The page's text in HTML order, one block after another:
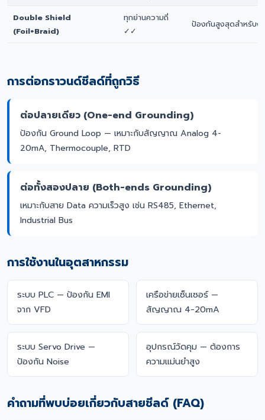
Double Shield
(Foil+Braid)
ทุกย่านความถี่
✓✓
ป้องกันสูงสุดสำหรับง
การต่อกราวนด์ชีลด์ที่ถูกวิธี
ต่อปลายเดียว (One-end Grounding)
ป้องกัน Ground Loop — เหมาะกับสัญญาณ Analog 4-
20mA, Thermocouple, RTD
ต่อทั้งสองปลาย (Both-ends Grounding)
เหมาะกับสาย Data ความเร็วสูง เช่น RS485, Ethernet,
Industrial Bus
การใช้งานในอุตสาหกรรม
ระบบ PLC — ป้องกัน EMI
จาก VFD
เครือข่ายเซ็นเซอร์ —
สัญญาณ 4-20mA
ระบบ Servo Drive —
ป้องกัน Noise
อุปกรณ์วัดคุม — ต้องการ
ความแม่นยำสูง
คำถามที่พบบ่อยเกี่ยวกับสายชีลด์ (FAQ)